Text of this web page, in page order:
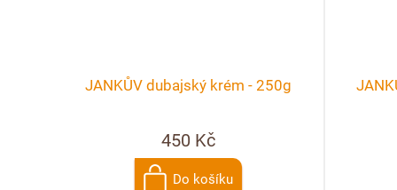
JANKŮV dubajský krém - 250g
450 Kč
Do košíku